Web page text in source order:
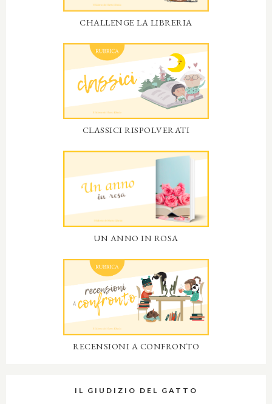
CHALLENGE LA LIBRERIA
CLASSICI RISPOLVERATI
UN ANNO IN ROSA
RECENSIONI A CONFRONTO
IL GIUDIZIO DEL GATTO